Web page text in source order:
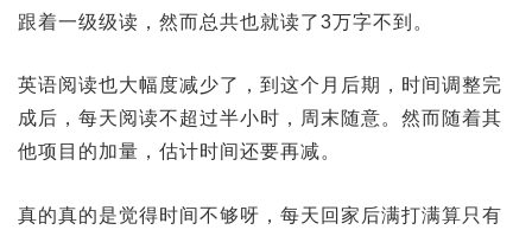
跟着一级级读，然而总共也就读了3万字不到。
英语阅读也大幅度减少了，到这个月后期，时间调整完
成后，每天阅读不超过半小时，周末随意。然而随着其
他项目的加量，估计时间还要再减。
真的真的是觉得时间不够呀，每天回家后满打满算只有